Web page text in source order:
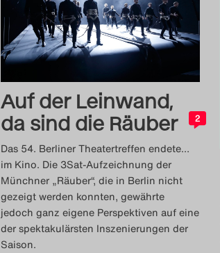
Auf der Leinwand,
da sind die Räuber
2
Das 54. Berliner Theatertreffen endete…
im Kino. Die 3Sat-Aufzeichnung der
Münchner „Räuber“, die in Berlin nicht
gezeigt werden konnten, gewährte
jedoch ganz eigene Perspektiven auf eine
der spektakulärsten Inszenierungen der
Saison.